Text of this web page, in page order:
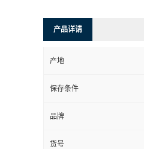
产品详请
产地
保存条件
品牌
货号